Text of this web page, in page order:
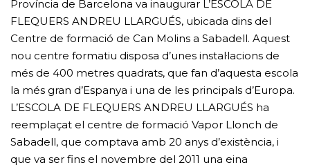
Província de Barcelona va inaugurar L’ESCOLA DE
FLEQUERS ANDREU LLARGUÉS, ubicada dins del
Centre de formació de Can Molins a Sabadell. Aquest
nou centre formatiu disposa d’unes instal·lacions de
més de 400 metres quadrats, que fan d’aquesta escola
la més gran d’Espanya i una de les principals d’Europa.
L’ESCOLA DE FLEQUERS ANDREU LLARGUÉS ha
reemplaçat el centre de formació Vapor Llonch de
Sabadell, que comptava amb 20 anys d’existència, i
que va ser fins el novembre del 2011 una eina